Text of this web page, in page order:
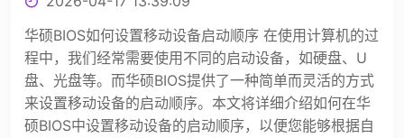
华硕BIOS如何设置移动设备启动顺序 在使用计算机的过
程中，我们经常需要使用不同的启动设备，如硬盘、U
盘、光盘等。而华硕BIOS提供了一种简单而灵活的方式
来设置移动设备的启动顺序。本文将详细介绍如何在华
硕BIOS中设置移动设备的启动顺序，以便您能够根据自